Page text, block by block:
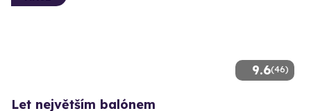
9.6(46)
Let největším balónem